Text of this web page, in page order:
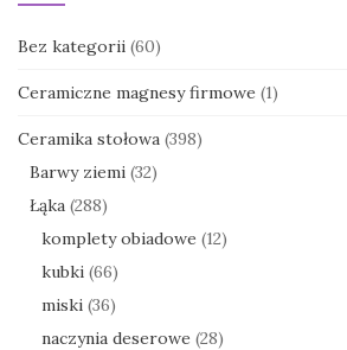
Bez kategorii (60)
Ceramiczne magnesy firmowe (1)
Ceramika stołowa (398)
Barwy ziemi (32)
Łąka (288)
komplety obiadowe (12)
kubki (66)
miski (36)
naczynia deserowe (28)